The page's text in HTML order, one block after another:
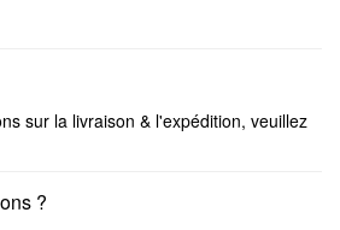
sur la livraison & l'expédition, veuillez
?